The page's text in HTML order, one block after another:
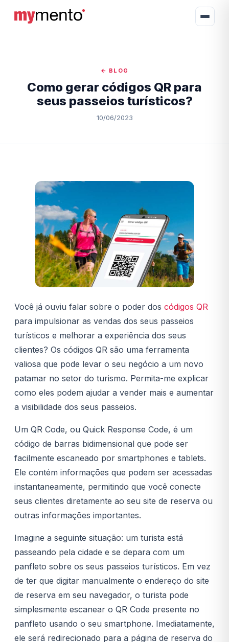
← BLOG
Como gerar códigos QR para
seus passeios turísticos?
10/06/2023
Você já ouviu falar sobre o poder dos códigos QR
para impulsionar as vendas dos seus passeios
turísticos e melhorar a experiência dos seus
clientes? Os códigos QR são uma ferramenta
valiosa que pode levar o seu negócio a um novo
patamar no setor do turismo. Permita-me explicar
como eles podem ajudar a vender mais e aumentar
a visibilidade dos seus passeios.
Um QR Code, ou Quick Response Code, é um
código de barras bidimensional que pode ser
facilmente escaneado por smartphones e tablets.
Ele contém informações que podem ser acessadas
instantaneamente, permitindo que você conecte
seus clientes diretamente ao seu site de reserva ou
outras informações importantes.
Imagine a seguinte situação: um turista está
passeando pela cidade e se depara com um
panfleto sobre os seus passeios turísticos. Em vez
de ter que digitar manualmente o endereço do site
de reserva em seu navegador, o turista pode
simplesmente escanear o QR Code presente no
panfleto usando o seu smartphone. Imediatamente,
ele será redirecionado para a página de reserva do